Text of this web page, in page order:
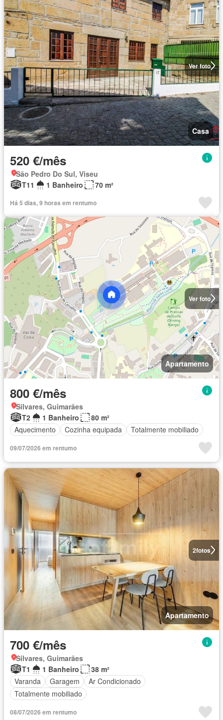
Ver foto
Casa
520 €/mês
São Pedro Do Sul, Viseu
T11
1 Banheiro 70 m²
Há 5 dias, 9 horas em rentumo
Ver foto
Apartamento
800 €/mês
Silvares, Guimarães
T2
1 Banheiro
80 m²
Aquecimento
Cozinha equipada Totalmente mobiliado
09/07/2026 em rentumo
2fotos
Apartamento
700 €/mês
Silvares, Guimarães
T1
1 Banheiro
38 m²
Varanda
Garagem
Ar Condicionado
Totalmente mobiliado
08/07/2026 em rentumo